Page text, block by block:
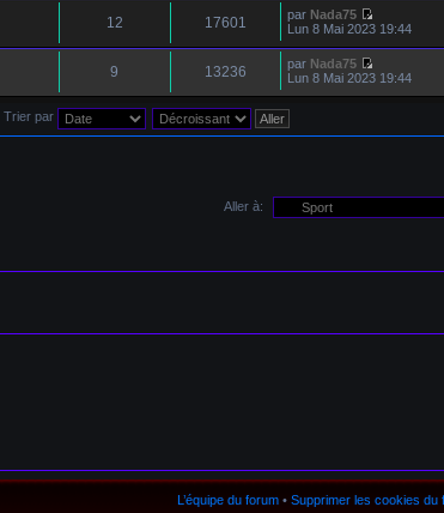
12 17601 par Nada75
Lun 8 Mai 2023 19:44
9 13236 par Nada75
Lun 8 Mai 2023 19:44
Trier par
Aller à:
L’équipe du forum •Supprimer les cookies du